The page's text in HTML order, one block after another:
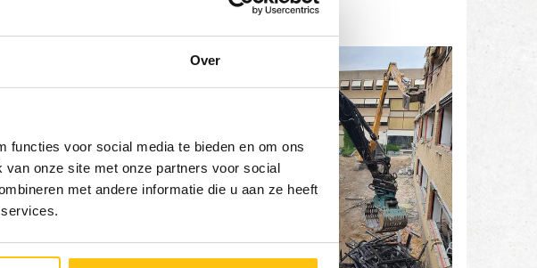
Over
functies voor social media te bieden en om ons
onze site met onze partners voor social
met andere informatie die u aan ze heeft